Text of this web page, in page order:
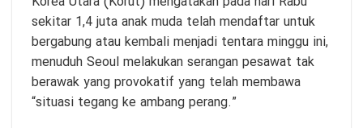
sekitar 1,4 juta anak muda telah mendaftar untuk
bergabung atau kembali menjadi tentara minggu ini,
menuduh Seoul melakukan serangan pesawat tak
berawak yang provokatif yang telah membawa
“situasi tegang ke ambang perang.”